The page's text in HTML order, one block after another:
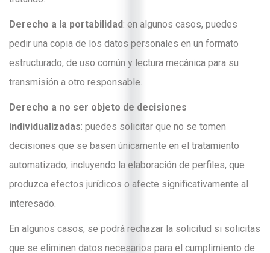
Derecho a la portabilidad: en algunos casos, puedes
pedir una copia de los datos personales en un formato
estructurado, de uso común y lectura mecánica para su
transmisión a otro responsable.
Derecho a no ser objeto de decisiones
individualizadas: puedes solicitar que no se tomen
decisiones que se basen únicamente en el tratamiento
automatizado, incluyendo la elaboración de perfiles, que
produzca efectos jurídicos o afecte significativamente al
interesado.
En algunos casos, se podrá rechazar la solicitud si solicitas
que se eliminen datos necesarios para el cumplimiento de